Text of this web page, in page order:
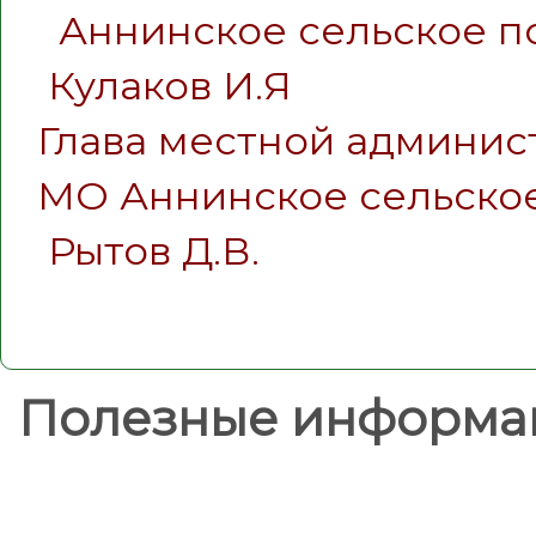
Аннинское сельское
Кулаков И.Я
Глава местной
МО Аннинское
Рытов Д.В.
Полезные